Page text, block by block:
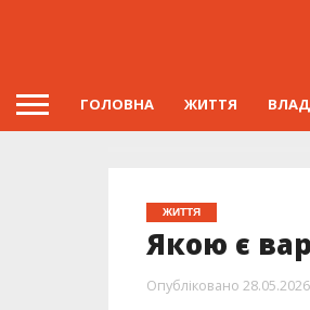
ГОЛОВНА ЖИТТЯ
ЖИТТЯ
Якою є
Опубліковано 28.05.2026